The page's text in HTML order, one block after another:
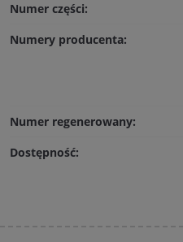
Numer części:
Numery producenta:
Numer regenerowany:
Dostępność: